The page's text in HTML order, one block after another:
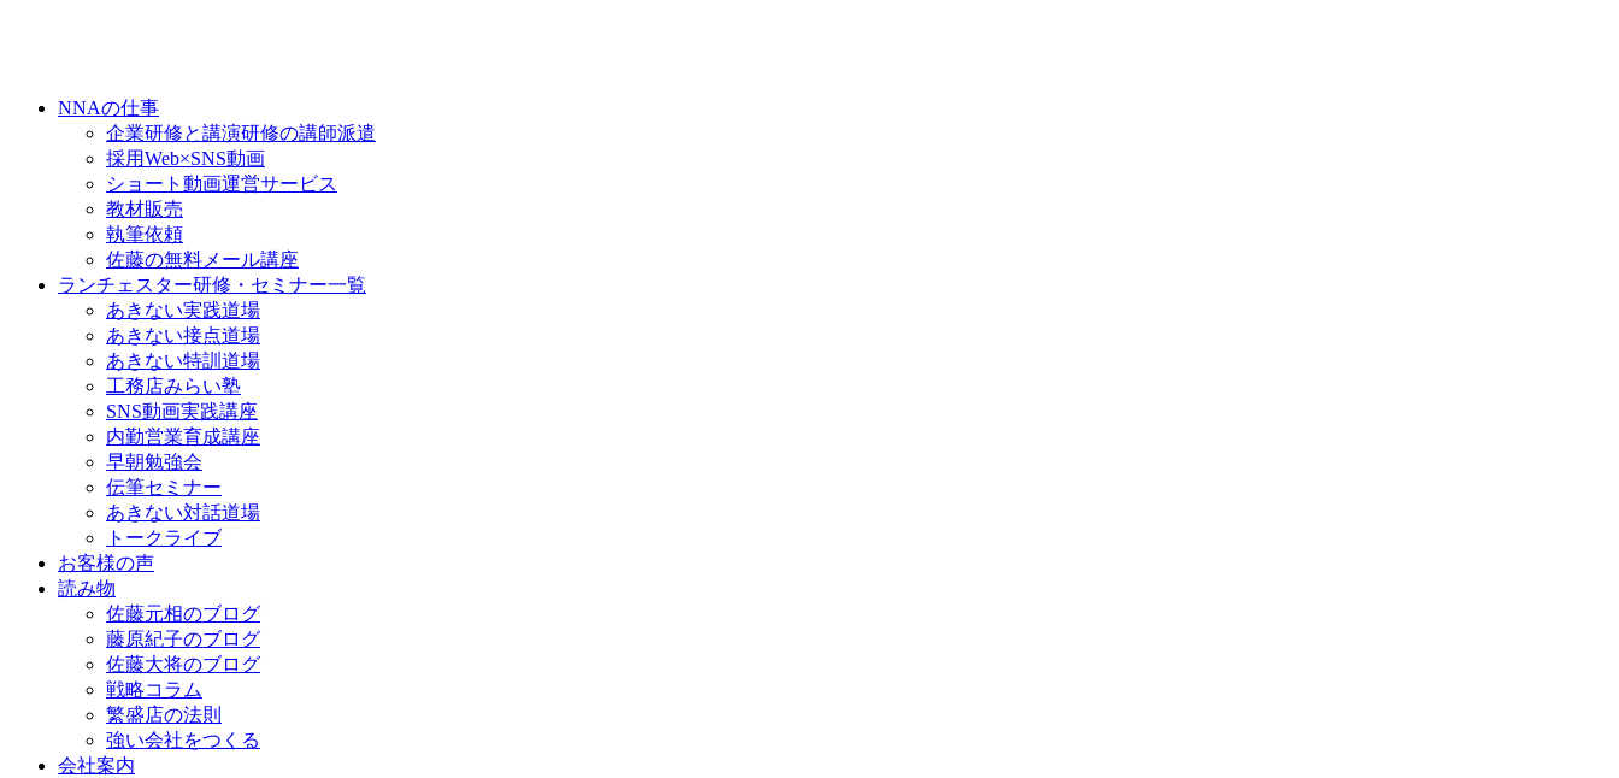
NNAの仕事
企業研修と講演研修の講師派遣
採用Web×SNS動画
ショート動画運営サービス
教材販売
執筆依頼
佐藤の無料メール講座
ランチェスター研修・セミナー一覧
あきない実践道場
あきない接点道場
あきない特訓道場
工務店みらい塾
SNS動画実践講座
内勤営業育成講座
早朝勉強会
伝筆セミナー
あきない対話道場
トークライブ
お客様の声
読み物
佐藤元相のブログ
藤原紀子のブログ
佐藤大将のブログ
戦略コラム
繁盛店の法則
強い会社をつくる
会社案内